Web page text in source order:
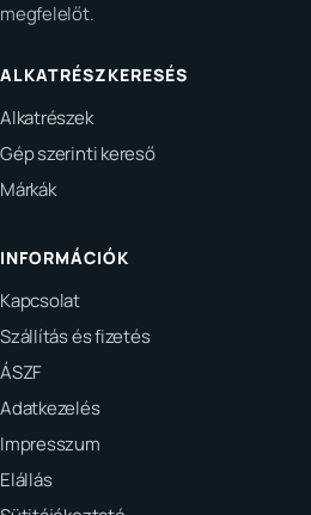
megfelelőt.
ALKATRÉSZKERESÉS
Alkatrészek
Gép szerinti kereső
Márkák
INFORMÁCIÓK
Kapcsolat
Szállítás és fizetés
ÁSZF
Adatkezelés
Impresszum
Elállás